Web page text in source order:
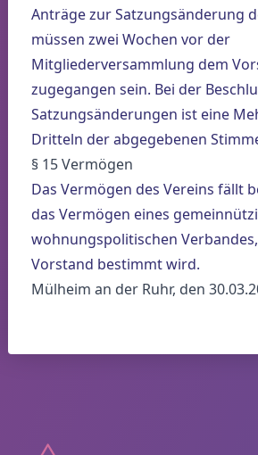
Anträge zur Satzungsänderung
müssen zwei Wochen vor der
Mitgliederversammlung dem
zugegangen sein. Bei der
Satzungsänderungen ist eine
Dritteln der abgegebenen
§ 15 Vermögen
Das Vermögen des Vereins fällt
das Vermögen eines
wohnungspolitischen
Vorstand bestimmt wird.
Mülheim an der Ruhr, den